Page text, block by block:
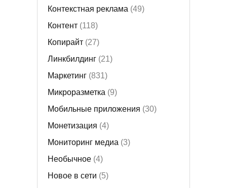
Контекстная реклама (49)
Контент(118)
Копирайт(27)
Линкбилдинг(21)
Маркетинг(831)
Микроразметка (9)
Мобильные приложения (30)
Монетизация (4)
Мониторинг медиа (3)
Необычное(4)
Новое в сети (5)